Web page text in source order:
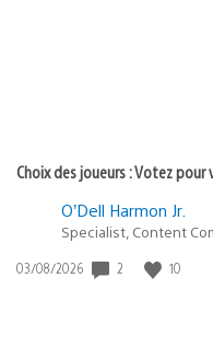
Choix des joueurs : Votez
O’Dell Harmon Jr.
Specialist, Content
Date
03/08/2026 2 10